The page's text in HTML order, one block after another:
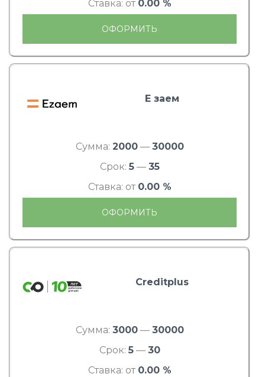
Ставка: от 0.00 %
ОФОРМИТЬ
Е заем
Сумма: 2000— 30000
Срок: 5— 35
Ставка: от 0.00 %
ОФОРМИТЬ
Creditplus
Сумма: 3000— 30000
Срок: 5— 30
Ставка: от 0.00 %